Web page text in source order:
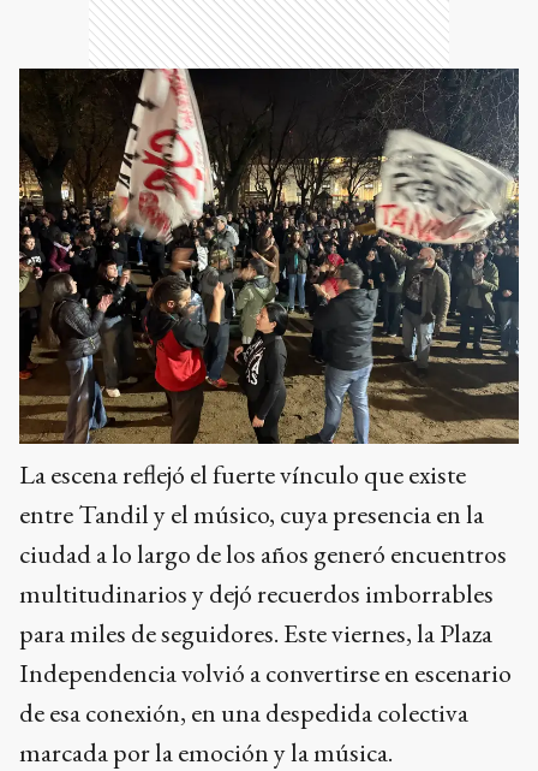
La escena reflejó el fuerte vínculo que existe
entre Tandil y el músico, cuya presencia en la
ciudad a lo largo de los años generó encuentros
multitudinarios y dejó recuerdos imborrables
para miles de seguidores. Este viernes, la Plaza
Independencia volvió a convertirse en escenario
de esa conexión, en una despedida colectiva
marcada por la emoción y la música.